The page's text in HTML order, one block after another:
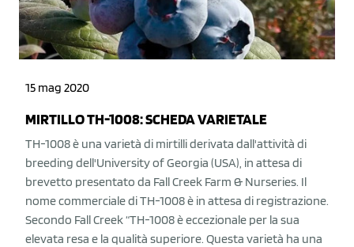
15 mag 2020
MIRTILLO TH-1008: SCHEDA VARIETALE
TH-1008 è una varietà di mirtilli derivata dall'attività di
breeding dell'University of Georgia (USA), in attesa di
brevetto presentato da Fall Creek Farm & Nurseries. Il
nome commerciale di TH-1008 è in attesa di registrazione.
Secondo Fall Creek “TH-1008 è eccezionale per la sua
elevata resa e la qualità superiore. Questa varietà ha una